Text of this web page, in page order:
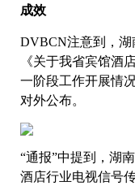
成效
DVBCN注意到，湖
《关于我省宾馆酒
一阶段工作开展情
对外公布。
“通报”中提到，湖
酒店行业电视信号